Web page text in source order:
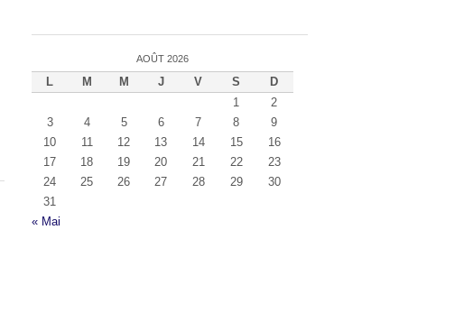
AOÛT 2026
L M M J V S
D
1
2
3
4 5 6 7 8
9
10
11 12 13 14 15
16
17
18 19 20 21 22
23
24
25 26 27 28 29
30
31
« Mai